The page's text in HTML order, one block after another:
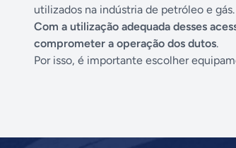
utilizados na indústria de petróleo e gás.
Com a utilização adequada desses
comprometer a operação dos dutos.
Por isso, é importante escolher